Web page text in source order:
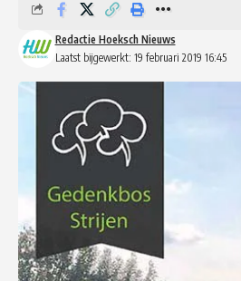
Laatst bijgewerkt: 19 februari 2019 16:45
Redactie Hoeksch Nieuws